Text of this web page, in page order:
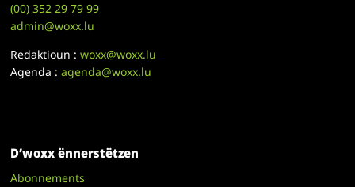
(00)352 29 79 99
admin@woxx.lu
Redaktioun :woxx@woxx.lu
Agenda :agenda@woxx.lu
D’woxx ënnerstëtzen
Abonnements